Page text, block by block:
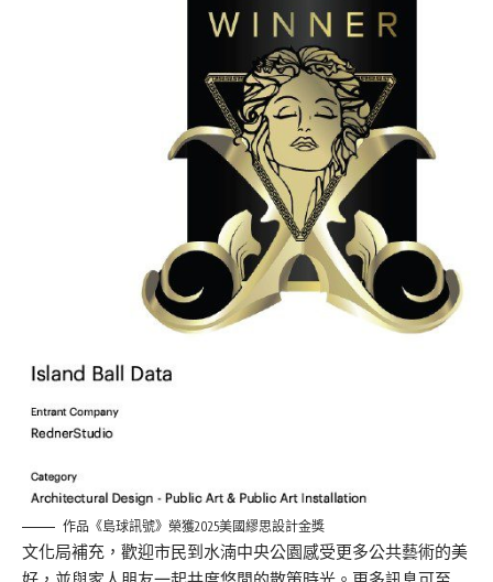
作品《島球訊號》榮獲2025美國繆思設計金獎
文化局補充，歡迎市民到水湳中央公園感受更多公共藝術的美